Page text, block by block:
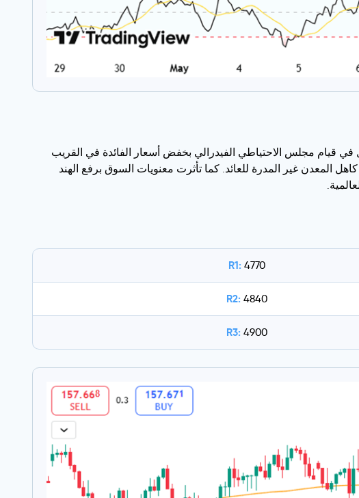
إلى تراجع الآمال في قيام مجلس الاحتياطي الفيدرالي بخفض أسعار الفائدة في القريب
المعدن غير المدرة للعائد. كما تأثرت معنويات السوق برفع الهند
R1: 4770
R2: 4840
R3: 4900